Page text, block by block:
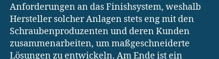
Anforderungen an das Finishsystem, weshalb
Hersteller solcher Anlagen stets eng mit den
Schraubenproduzenten und deren Kunden
zusammenarbeiten, um maßgeschneiderte
Lösungen zu entwickeln. Am Ende ist ein